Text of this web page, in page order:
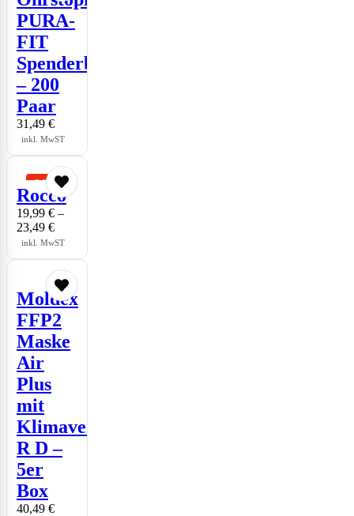
PURA-
FIT
Spenderbox
– 200
Paar
31,49 €
inkl. MwST
Rocco
19,99 € –
23,49 €
inkl. MwST
Moldex
FFP2
Maske
Air
Plus
mit
Klimaventil
R D –
5er
Box
40,49 €